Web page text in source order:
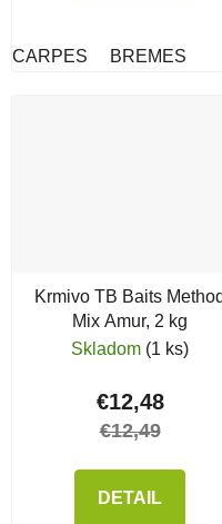
CARPES BREMES
Krmivo TB Baits Method
Mix Amur, 2 kg
Skladom (1 ks)
€12,48
€12,49
DETAIL